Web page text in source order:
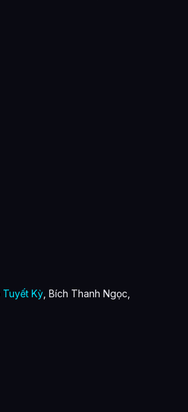
Tuyết Kỳ , Bích Thanh Ngọc,